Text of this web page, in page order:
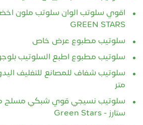
اقوي سلوتب الوان سلوتب ملون
GREEN STARS
سلوتيب مطبوع عرض خاص
سلوتيب مطبوع اطبع السلوتيب
متر
سلوتيب نسيجي قوي شبكي مسلح
ستارز - Green Stars